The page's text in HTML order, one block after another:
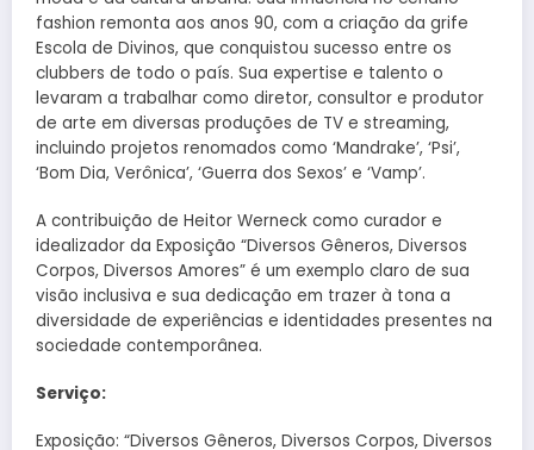
fashion remonta aos anos 90, com a criação da grife
Escola de Divinos, que conquistou sucesso entre os
clubbers de todo o país. Sua expertise e talento o
levaram a trabalhar como diretor, consultor e produtor
de arte em diversas produções de TV e streaming,
incluindo projetos renomados como ‘Mandrake’, ‘Psi’,
‘Bom Dia, Verônica’, ‘Guerra dos Sexos’ e ‘Vamp’.
A contribuição de Heitor Werneck como curador e
idealizador da Exposição “Diversos Gêneros, Diversos
Corpos, Diversos Amores” é um exemplo claro de sua
visão inclusiva e sua dedicação em trazer à tona a
diversidade de experiências e identidades presentes na
sociedade contemporânea.
Serviço:
Exposição: “Diversos Gêneros, Diversos Corpos, Diversos